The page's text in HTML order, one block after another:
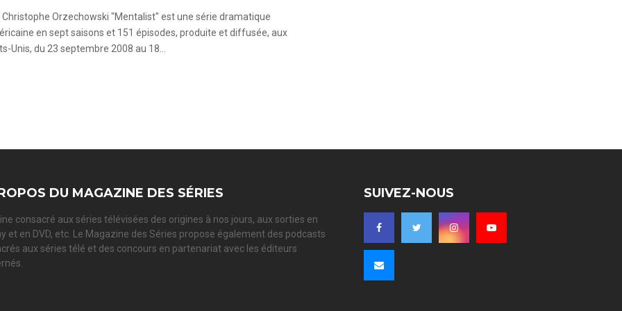
Christophe Orzechowski "Mentalist" est une série dramatique
en sept saisons et 151 épisodes, produite et diffusée, aux
Unis, du 23 septembre 2008 au 18...
DU MAGAZINE DES SÉRIES
consacré aux séries télévisées des origines à nos jours, aux sorties en
et en DVD, etc. Le Magazine des Séries propose également des podcasts
aux séries télé et des concours en partenariat avec les éditeurs
SUIVEZ-NOUS